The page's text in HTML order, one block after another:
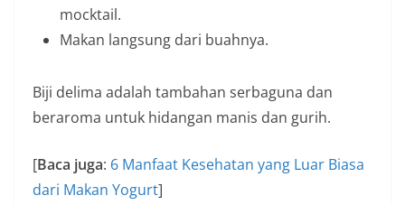
mocktail.
Makan langsung dari buahnya.
Biji delima adalah tambahan serbaguna dan
beraroma untuk hidangan manis dan gurih.
[Baca juga: 6 Manfaat Kesehatan yang Luar Biasa
dari Makan Yogurt]